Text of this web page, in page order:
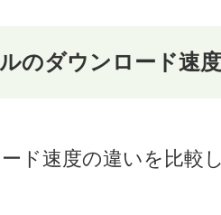
のダウンロード速
ド速度の違いを比較